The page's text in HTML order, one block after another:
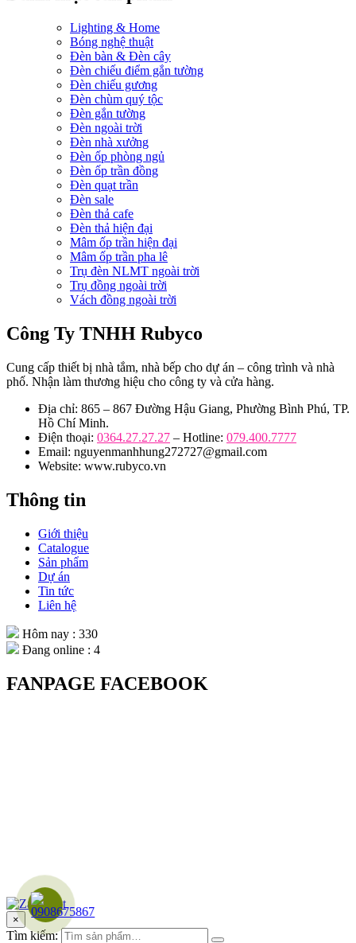
Lighting & Home
Bóng nghệ thuật
Đèn bàn & Đèn cây
Đèn chiếu điểm gắn tường
Đèn chiếu gương
Đèn chùm quý tộc
Đèn gắn tường
Đèn ngoài trời
Đèn nhà xưởng
Đèn ốp phòng ngủ
Đèn ốp trần đồng
Đèn quạt trần
Đèn sale
Đèn thả cafe
Đèn thả hiện đại
Mâm ốp trần hiện đại
Mâm ốp trần pha lê
Trụ đèn NLMT ngoài trời
Trụ đồng ngoài trời
Vách đồng ngoài trời
Công Ty TNHH Rubyco
Cung cấp thiết bị nhà tắm, nhà bếp cho dự án – công trình và nhà
phố. Nhận làm thương hiệu cho công ty và cửa hàng.
Địa chỉ: 865 – 867 Đường Hậu Giang, Phường Bình Phú, TP.
Hồ Chí Minh.
Điện thoại: 0364.27.27.27 – Hotline: 079.400.7777
Email: nguyenmanhhung272727@gmail.com
Website: www.rubyco.vn
Thông tin
Giới thiệu
Catalogue
Sản phẩm
Dự án
Tin tức
Liên hệ
Hôm nay : 330
Đang online : 4
FANPAGE FACEBOOK
×
Tìm kiếm: